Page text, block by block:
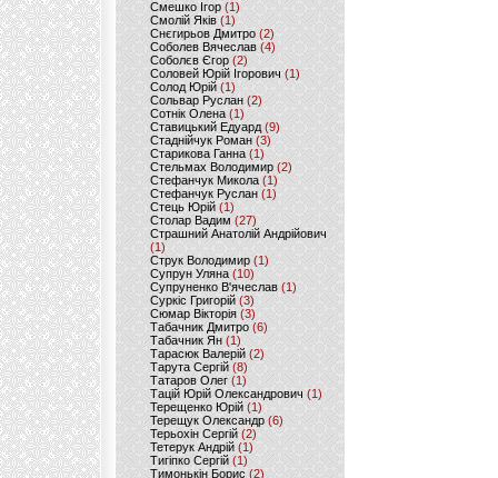
Смешко Ігор (1)
Смолій Яків (1)
Снєгирьов Дмитро (2)
Соболев Вячеслав (4)
Соболєв Єгор(2)
Соловей Юрій Ігорович (1)
Солод Юрій (1)
Сольвар Руслан (2)
Сотнік Олена(1)
Ставицький Едуард (9)
Стаднійчук Роман(3)
Старикова Ганна (1)
Стельмах Володимир(2)
Стефанчук Микола (1)
Стефанчук Руслан (1)
Стець Юрій (1)
Столар Вадим(27)
Страшний Анатолій Андрійович
(1)
Струк Володимир (1)
Супрун Уляна (10)
Супруненко В'ячеслав (1)
Суркіс Григорій (3)
Сюмар Вікторія (3)
Табачник Дмитро (6)
Табачник Ян(1)
Тарасюк Валерій (2)
Тарута Сергій (8)
Татаров Олег(1)
Тацій Юрій Олександрович(1)
Терещенко Юрій(1)
Терещук Олександр(6)
Терьохін Сергій (2)
Тетерук Андрій (1)
Тигіпко Сергій(1)
Тимонькін Борис (2)